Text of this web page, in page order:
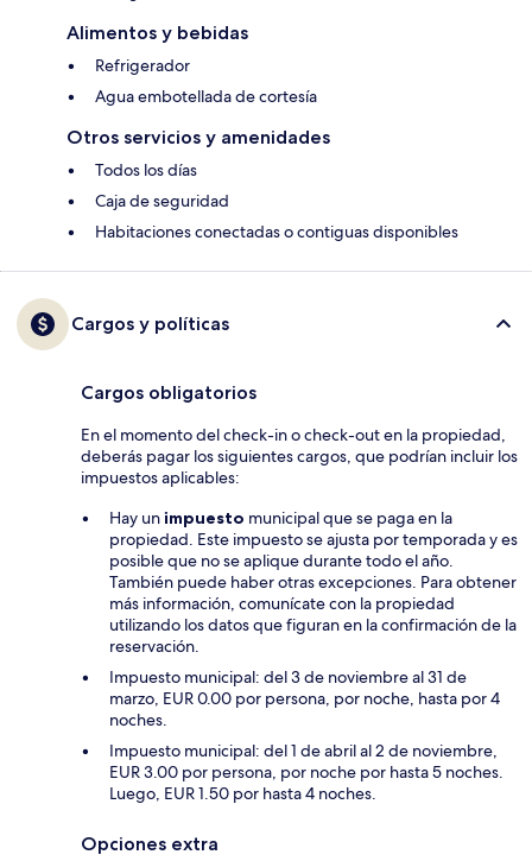
Alimentos y bebidas
Refrigerador
Agua embotellada de cortesía
Otros servicios y amenidades
Todos los días
Caja de seguridad
Habitaciones conectadas o contiguas disponibles
Cargos y políticas
Cargos obligatorios
En el momento del check-in o check-out en la propiedad,
deberás pagar los siguientes cargos, que podrían incluir los
impuestos aplicables:
Hay unimpuesto municipal que se paga en la
propiedad. Este impuesto se ajusta por temporada y es
posible que no se aplique durante todo el año.
También puede haber otras excepciones. Para obtener
más información, comunícate con la propiedad
utilizando los datos que figuran en la confirmación de la
reservación.
Impuesto municipal: del 3 de noviembre al 31 de
marzo, EUR 0.00 por persona, por noche, hasta por 4
noches.
Impuesto municipal: del 1 de abril al 2 de noviembre,
EUR 3.00 por persona, por noche por hasta 5 noches.
Luego, EUR 1.50 por hasta 4 noches.
Opciones extra